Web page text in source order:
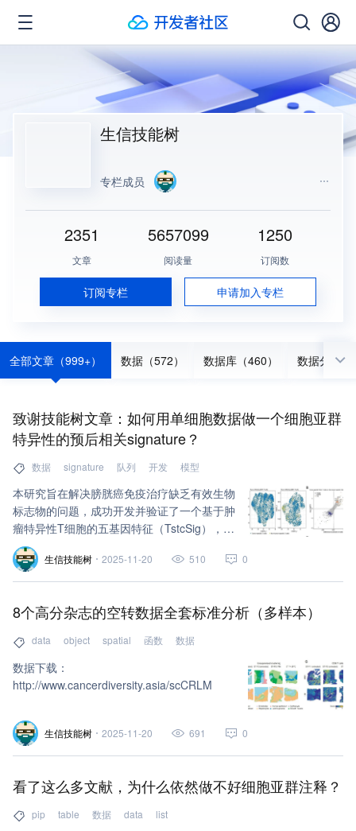
生信技能树
专栏成员
2351
文章
5657099
阅读量
1250
订阅数
订阅专栏 申请加入专栏
全部文章（999+） 数据（572） 数据库（460） 数据分析
致谢技能树文章：如何用单细胞数据做一个细胞亚群
特异性的预后相关signature？
数据 signature 队列 开发 模型
本研究旨在解决膀胱癌免疫治疗缺乏有效生物
标志物的问题，成功开发并验证了一个基于肿
瘤特异性T细胞的五基因特征（TstcSig），用
于预测患者对免疫治疗的反应和预后。基于单
细胞测序数据，鉴定出与肿瘤特异性T细胞相
关的关键基因。构建了一个包含 VAMP5,
模型（TstcSig）。TstcSig在多个独立的免疫
治疗队列中均能有效预测患者的治疗结果。
生信技能树 2025-11-20 510 0
8个高分杂志的空转数据全套标准分析（多样本）
data object spatial 函数 数据
数据下载：
http://www.cancerdiversity.asia/scCRLM
生信技能树 2025-11-20 691 0
看了这么多文献，为什么依然做不好细胞亚群注释？
pip table 数据 data list